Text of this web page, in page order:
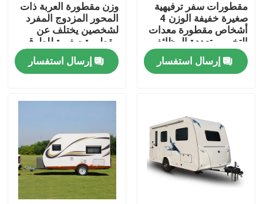
منزل
منتجات
معلومات عنا
جولة في المعمل
مقطورات سفر ترفيهية
صغيرة خفيفة الوزن 4
أشخاص مقطورة معدات
التخييم متعددة الوظائف
إرسال استفسار
وزن مقطورة العربة ذات
المحور المزدوج المفرد
لشخصين يختلف عن
مقطورة صغيرة للطرق
الوعرة
إرسال استفسار